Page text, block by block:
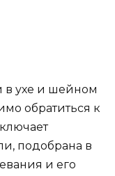
в ухе и шейном
обратиться к
подобрана в
и его